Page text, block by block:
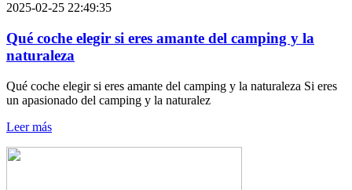
2025-02-25 22:49:35
Qué coche elegir si eres amante del camping y la
naturaleza
Qué coche elegir si eres amante del camping y la naturaleza Si eres
un apasionado del camping y la naturalez
Leer más